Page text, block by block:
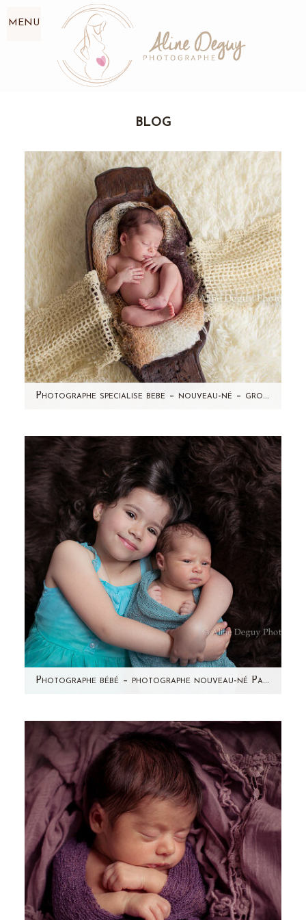
MENU
BLOG
Photographe specialise bebe – nouveau-né – grossesse – Leonie – seance photo a domicile-Taverny (95)
deuxième bébé à 1 mois d'intervalle (forcément
impossible!) mais…
Photographe bébé – photographe nouveau-né Paris & région parisienne – Studio – Maëly
Sonia? Voici la petite princesse qui se cachait
dans ce ventre…